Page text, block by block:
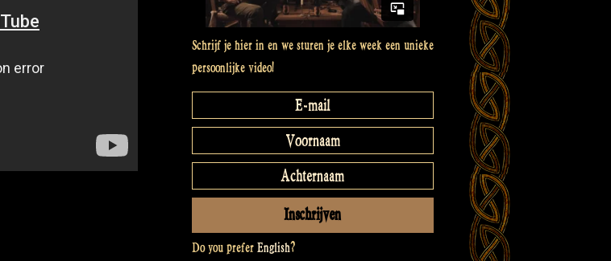
Schrijf je hier in en we sturen je elke week een unieke
persoonlijke video!
Do you prefer English?